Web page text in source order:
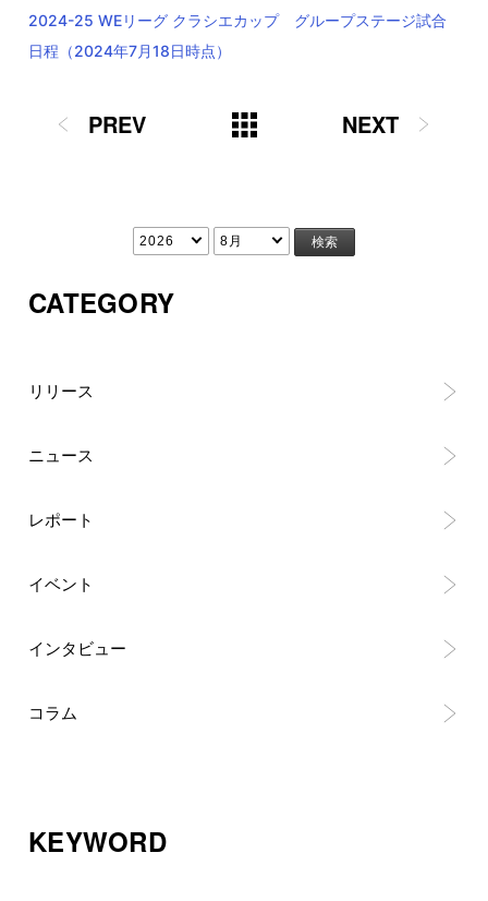
2024-25 WEリーグ クラシエカップ グループステージ試合
日程（2024年7月18日時点）
PREV NEXT
CATEGORY
リリース
ニュース
レポート
イベント
インタビュー
コラム
KEYWORD